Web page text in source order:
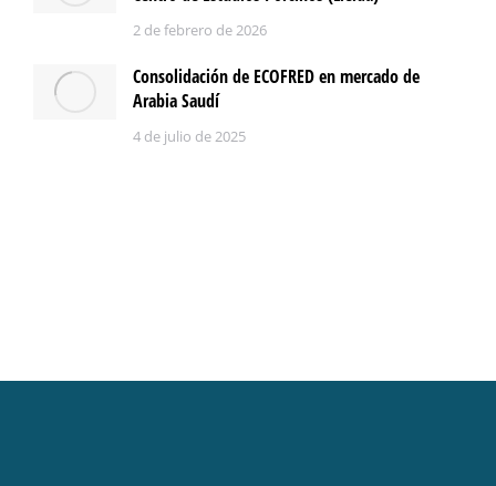
2 de febrero de 2026
Consolidación de ECOFRED en mercado de
Arabia Saudí
4 de julio de 2025